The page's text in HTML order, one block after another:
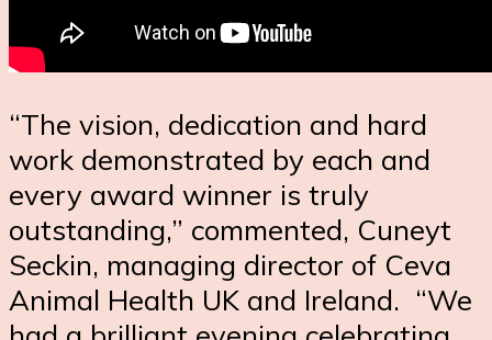
“The vision, dedication and hard
work demonstrated by each and
every award winner is truly
outstanding,” commented, Cuneyt
Seckin, managing director of Ceva
Animal Health UK and Ireland. “We